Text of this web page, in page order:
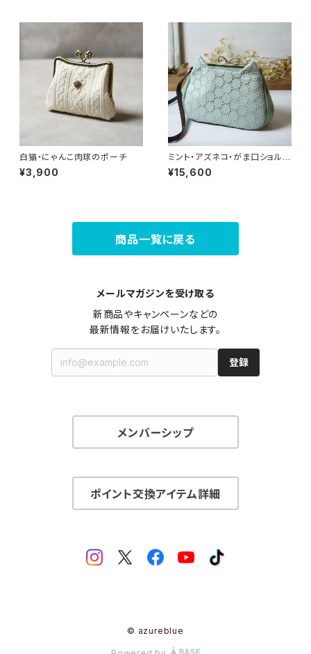
白猫・にゃんこ肉球のポーチ
¥3,900
ミント・アズネコ・がま口ショルダ
ーバッグ
¥15,600
商品一覧に戻る
メールマガジンを受け取る
新商品やキャンペーンなどの
最新情報をお届けいたします。
登録
メンバーシップ
ポイント交換アイテム詳細
© azureblue